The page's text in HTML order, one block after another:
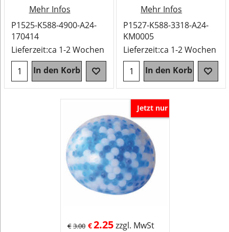
Mehr Infos
P1525-K588-4900-A24-
170414
Lieferzeit:ca 1-2 Wochen
In den Korb
Mehr Infos
P1527-K588-3318-A24-
KM0005
Lieferzeit:ca 1-2 Wochen
In den Korb
Jetzt nur
€3.00 €2.25zzgl. MwSt